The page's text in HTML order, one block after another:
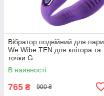
Вібратор подвійний для пари
We Wibe TEN для клітора та
точки G
В наявності
765 ₴ 900 ₴